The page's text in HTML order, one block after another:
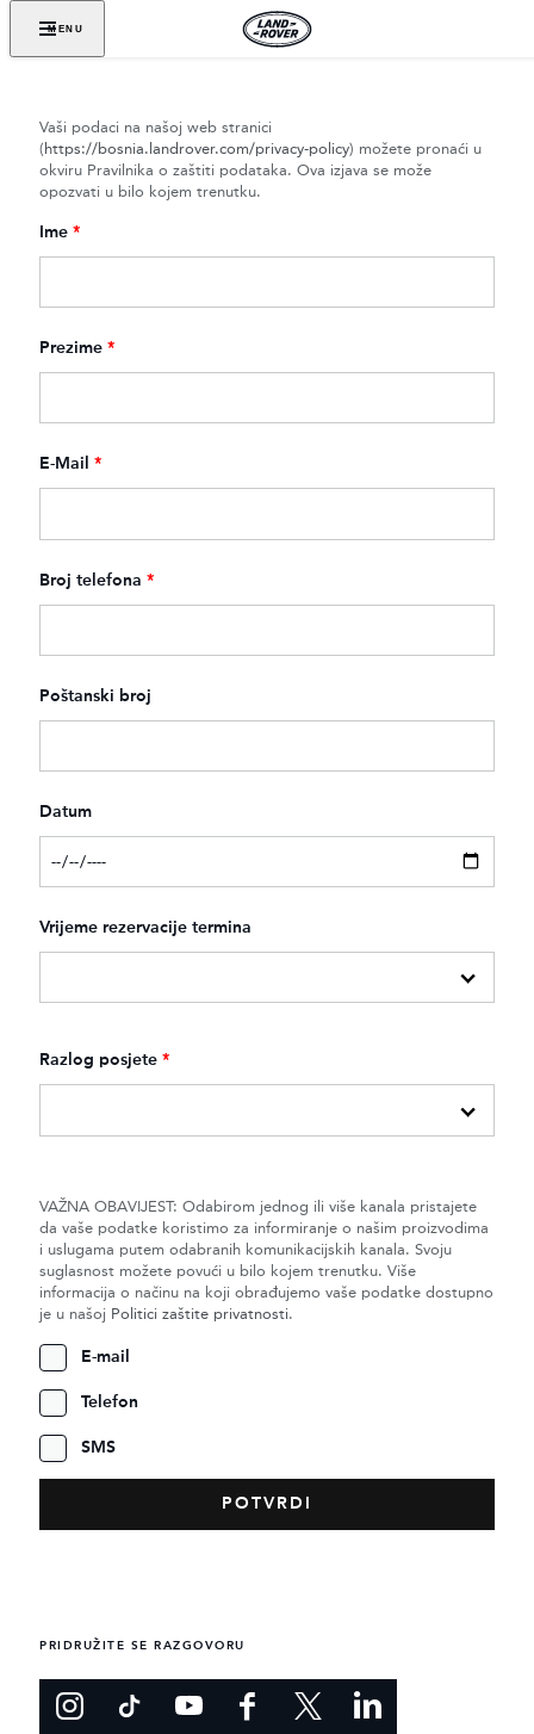
MENU
Vaši podaci na našoj web stranici
( https://bosnia.landrover.com/privacy-policy) možete pronaći u
okviru Pravilnika o zaštiti podataka. Ova izjava se može
opozvati u bilo kojem trenutku.
Ime *
Prezime *
E-Mail *
Broj telefona *
Poštanski broj
Datum
Vrijeme rezervacije termina
Razlog posjete *
VAŽNA OBAVIJEST: Odabirom jednog ili više kanala pristajete
da vaše podatke koristimo za informiranje o našim proizvodima
i uslugama putem odabranih komunikacijskih kanala. Svoju
suglasnost možete povući u bilo kojem trenutku. Više
informacija o načinu na koji obrađujemo vaše podatke dostupno
je u našoj Politici zaštite privatnosti.
E-mail
Telefon
SMS
PRIDRUŽITE SE RAZGOVORU